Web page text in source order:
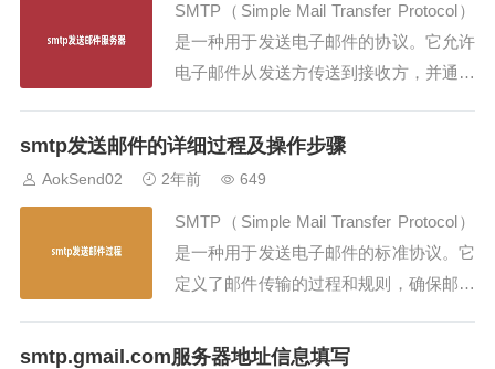
SMTP（Simple Mail Transfer Protocol）
是一种用于发送电子邮件的协议。它允许
电子邮件从发送方传送到接收方，并通过
是负责处理和传递电子邮件的服务器。本
器的工作...
smtp发送邮件的详细过程及操作步骤
AokSend02 2年前 649
SMTP（Simple Mail Transfer Protocol）
是一种用于发送电子邮件的标准协议。它
定义了邮件传输的过程和规则，确保邮件
详细介绍SMTP发送邮件的过程，并向读
smtp.gmail.com服务器地址信息填写